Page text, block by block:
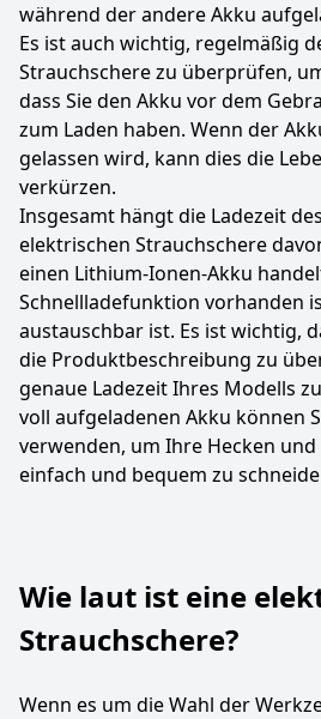
während der andere Akku
Es ist auch wichtig, regelmäßig
Strauchschere zu überprüfen,
dass Sie den Akku vor dem
zum Laden haben. Wenn der
gelassen wird, kann dies die
verkürzen.
Insgesamt hängt die Ladezeit
elektrischen Strauchschere
einen Lithium-Ionen-Akku
Schnellladefunktion vorhanden
austauschbar ist. Es ist wichtig,
die Produktbeschreibung zu
genaue Ladezeit Ihres Modells
voll aufgeladenen Akku können
verwenden, um Ihre Hecken
einfach und bequem zu
Wie laut ist eine
Strauchschere?
Wenn es um die Wahl der